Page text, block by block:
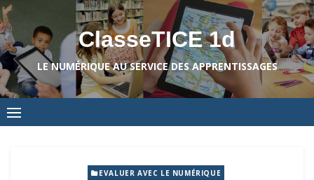
Skip
to
content
ClasseTICE 1d
LE NUMÉRIQUE AU SERVICE DES APPRENTISSAGES
EVALUER AVEC LE NUMÉRIQUE